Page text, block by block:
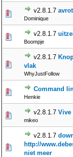
v2.8.1.7
Dominique
v2.8.1.7
Boompje
v2.8.1.7
vlak
WhyJustFollow
Command
Henkie
v2.8.1.7 Vive
mikeo
v2.8.1.7
http://
niet meer